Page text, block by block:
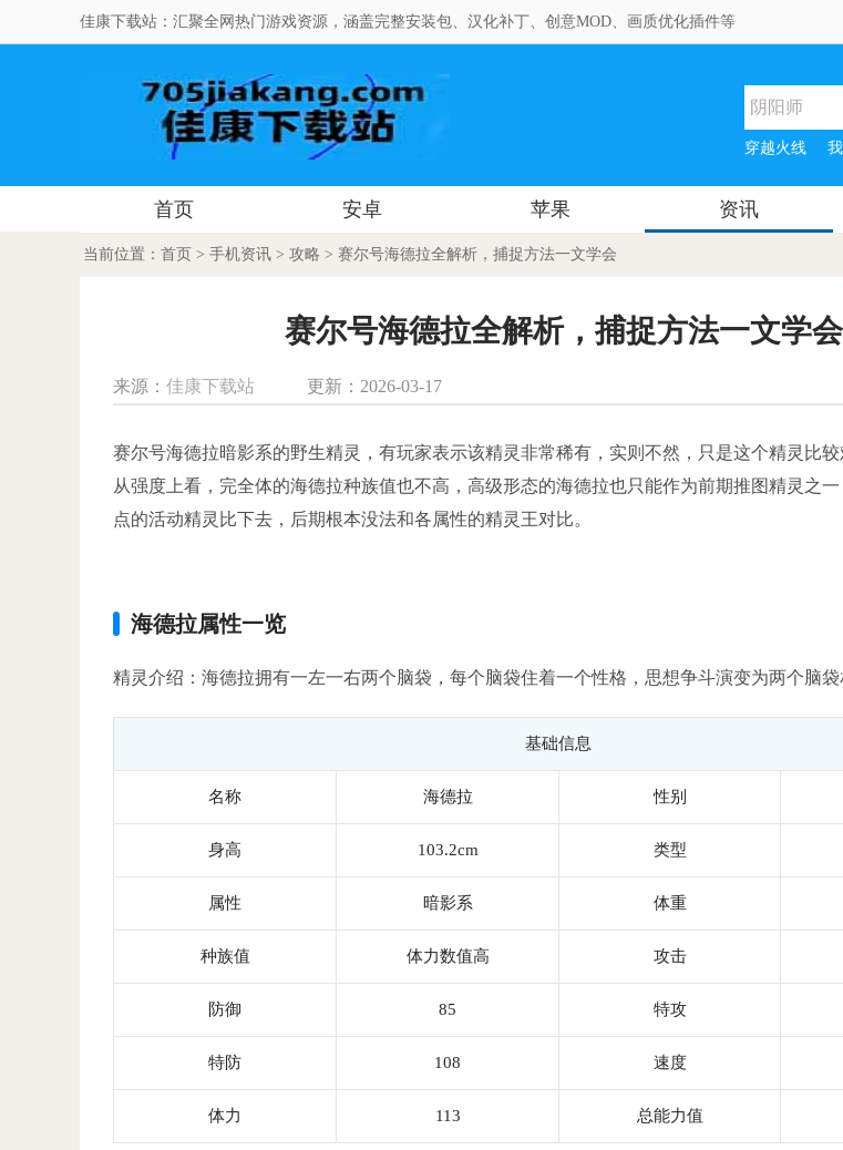
佳康下载站：汇聚全网热门游戏资源，涵盖完整安装包、汉化补丁、创意MOD、画质优化插件等
穿越火线
首页 安卓 苹果 资讯
当前位置： 首页 > 手机资讯 > 攻略 > 赛尔号海德拉全解析，捕捉方法一文学会
赛尔号海德拉全解析，捕捉方法一文学会
来源： 佳康下载站 更新：2026-03-17
赛尔号海德拉暗影系的野生精灵，有玩家表示该精灵非常稀有，实则不然，只是这个精灵比
从强度上看，完全体的海德拉种族值也不高，高级形态的海德拉也只能作为前期推图精灵之
点的活动精灵比下去，后期根本没法和各属性的精灵王对比。
海德拉属性一览
精灵介绍：海德拉拥有一左一右两个脑袋，每个脑袋住着一个性格，思想争斗演变为两个脑袋
基础信息
名称 海德拉 性别
身高 103.2cm 类型
属性 暗影系 体重
种族值 体力数值高 攻击
防御 85 特攻
特防 108 速度
体力 113 总能力值